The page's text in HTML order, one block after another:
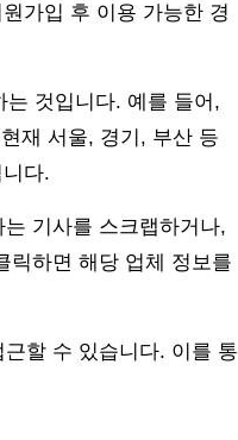
가입 후 이용 가능한 경
는 것입니다. 예를 들어,
재 서울, 경기, 부산 등
다.
기사를 스크랩하거나,
릭하면 해당 업체 정보를
할 수 있습니다. 이를 통